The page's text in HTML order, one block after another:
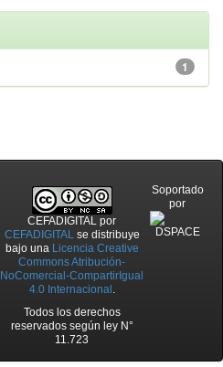
1
CEFADIGITAL por
CEFADIGITALse distribuye
bajo una Licencia Creative
Commons Atribución-
NoComercial-CompartirIgual
4.0 Internacional .
Todos los derechos
reservados según ley N°
11.723
Soportado
por